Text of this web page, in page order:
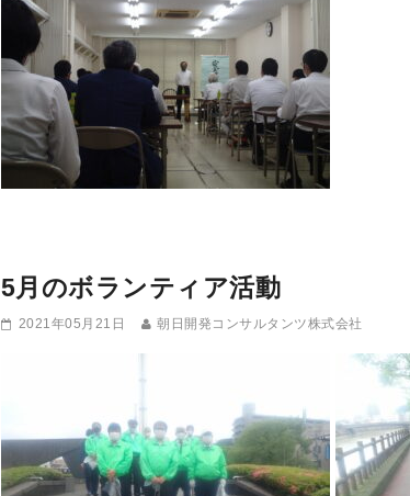
5月のボランティア活動
2021年05月21日 朝日開発コンサルタンツ株式会社